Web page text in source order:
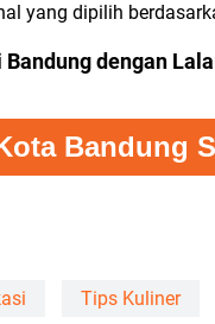
yang dipilih
dengan
Bandung
Tips Kuliner